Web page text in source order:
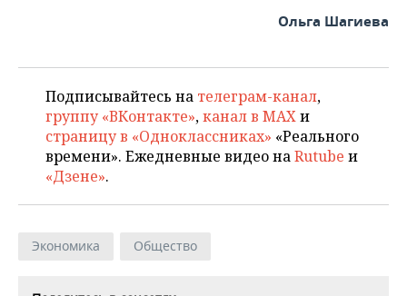
ВОДНЫЕ ВИДЫ СПОРТА
ХОККЕЙ С МЯЧОМ
ОБРАЗОВАНИЕ
ПРОИСШЕСТВИЯ
Ольга Шагиева
Подписывайтесь на телеграм-канал,
группу «ВКонтакте»,канал в MAXи
страницу в «Одноклассниках» «Реального
времени». Ежедневные видео наRutube и
«Дзене».
Экономика Общество